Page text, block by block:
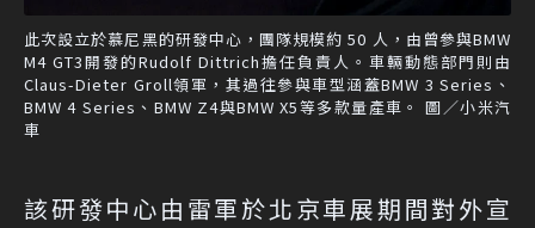
此次設立於慕尼黑的研發中心，團隊規模約 50 人，由曾參與BMW
M4 GT3開發的Rudolf Dittrich擔任負責人。車輛動態部門則由
Claus-Dieter Groll領軍，其過往參與車型涵蓋BMW 3 Series、
BMW 4 Series、BMW Z4與BMW X5等多款量產車。 圖／小米汽
車
該研發中心由雷軍於北京車展期間對外宣